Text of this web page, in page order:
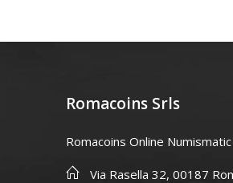
Romacoins Srls
Romacoins Online
Via Rasella 32, 00187